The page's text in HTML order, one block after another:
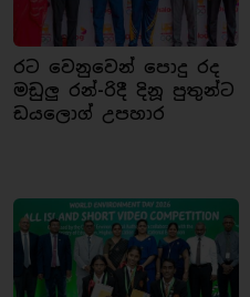
රට වෙනුවෙන් පොදු රද
මඩුලු රන්-රිදී දිනූ පුතුන්ට
ඩයලොග් උපහාර